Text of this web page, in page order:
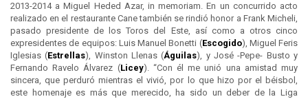
2013-2014 a Miguel Heded Azar, in memoriam. En un concurrido acto
realizado en el restaurante Cane también se rindió honor a Frank Micheli,
pasado presidente de los Toros del Este, así como a otros cinco
expresidentes de equipos: Luis Manuel Bonetti (Escogido), Miguel Feris
Iglesias (Estrellas), Winston Llenas (Águilas), y José -Pepe- Busto y
Fernando Ravelo Álvarez (Licey). “Con él me unió una amistad muy
sincera, que perduró mientras el vivió, por lo que hizo por el béisbol,
este homenaje es más que merecido, ha sido un deber de la Liga